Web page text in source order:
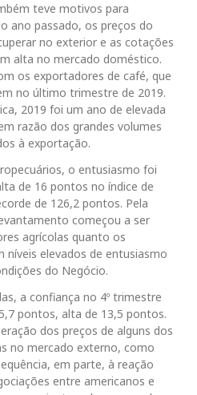
teve motivos para
ano passado, os preços do
no exterior e as cotações
alta no mercado doméstico.
os exportadores de café, que
no último trimestre de 2019.
2019 foi um ano de elevada
razão dos grandes volumes
à exportação.
o entusiasmo foi
de 16 pontos no índice de
de 126,2 pontos. Pela
começou a ser
agrícolas quanto os
níveis elevados de entusiasmo
do Negócio.
a confiança no 4º trimestre
pontos, alta de 13,5 pontos.
dos preços de alguns dos
no mercado externo, como
em parte, à reação
entre americanos e